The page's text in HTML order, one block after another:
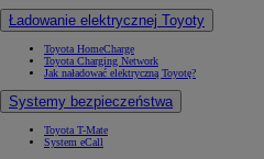
Ładowanie elektrycznej Toyoty
Toyota HomeCharge
Toyota Charging Network
Jak naładować elektryczną Toyotę?
Systemy bezpieczeństwa
Toyota T-Mate
System eCall